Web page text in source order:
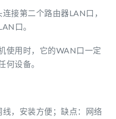
接第二个路由器LAN口，
口。
使用时，它的WAN口一定
何设备。
线，安装方便；缺点：网络